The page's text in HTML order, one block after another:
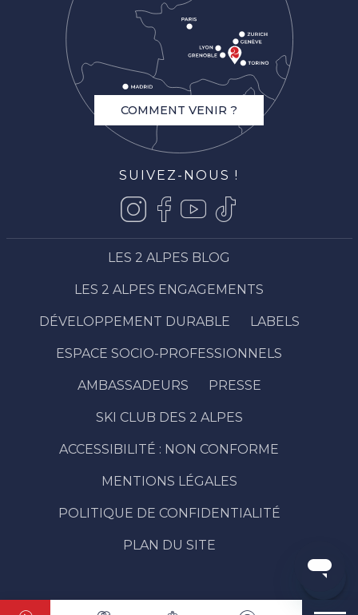
COMMENT VENIR ?
SUIVEZ-NOUS !
LES 2 ALPES BLOG
LES 2 ALPES ENGAGEMENTS
DÉVELOPPEMENT DURABLE LABELS
ESPACE SOCIO-PROFESSIONNELS
AMBASSADEURS PRESSE
SKI CLUB DES 2 ALPES
ACCESSIBILITÉ : NON CONFORME
MENTIONS LÉGALES
POLITIQUE DE CONFIDENTIALITÉ
PLAN DU SITE